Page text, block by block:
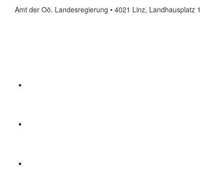
Amt der Oö. Landesregierung • 4021 Linz, Landhausplatz 1